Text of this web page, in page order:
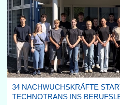
34 NACHWUCHSKRÄFTE
TECHNOTRANS INS